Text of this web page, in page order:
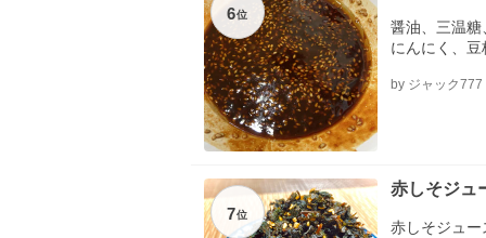
6位
醤油、三温
にんにく、
by ジャック777
7位
赤しそジュ
赤しそジュ